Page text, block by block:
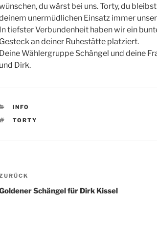
du wärst bei uns. Torty, du
unermüdlichen Einsatz immer
In tiefster Verbundenheit haben wir ein
Gesteck an deiner Ruhestätte platziert.
Deine Wählergruppe Schängel und deine
und Dirk.
KATEGORIEN
INFO
SCHLAGWÖRTER
TORTY
Schängel für Dirk Kissel